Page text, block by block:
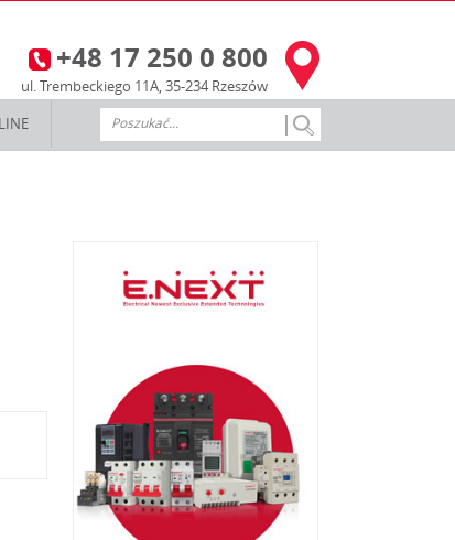
3 +48 17 250 0 800
ul. Trembeckiego 11A, 35-234 Rzeszów